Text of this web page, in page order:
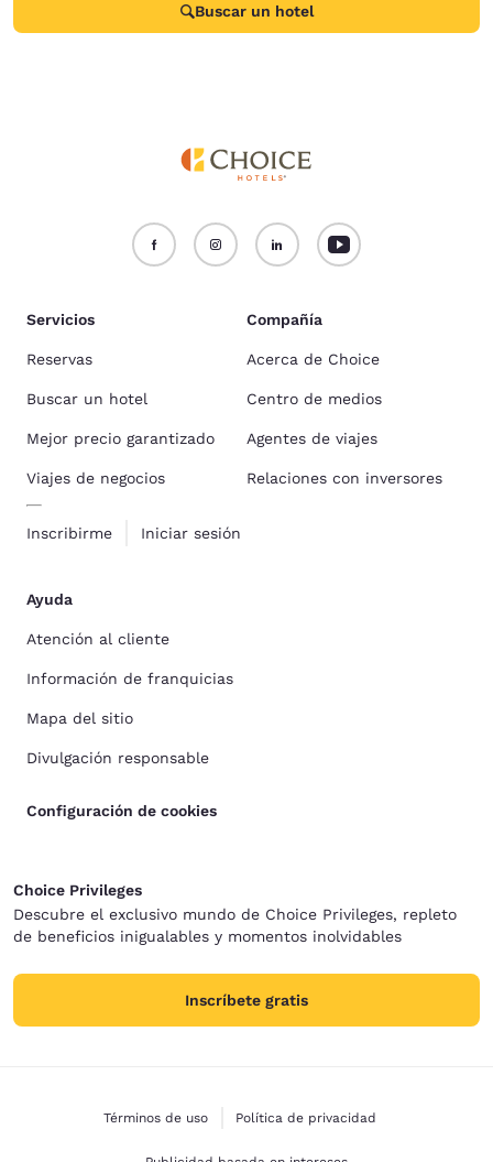
Buscar un hotel
Servicios
Reservas
Buscar un hotel
Mejor precio garantizado
Viajes de negocios
Inscribirme Iniciar sesión
Compañía
Acerca de Choice
Centro de medios
Agentes de viajes
Relaciones con inversores
Ayuda
Atención al cliente
Información de franquicias
Mapa del sitio
Divulgación responsable
Configuración de cookies
Choice Privileges
Descubre el exclusivo mundo de Choice Privileges, repleto
de beneficios inigualables y momentos inolvidables
Inscríbete gratis
Términos de uso Política de privacidad